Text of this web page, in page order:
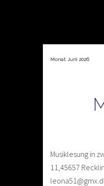
Monat: Juni 2026
Musiklesung in
11,45657